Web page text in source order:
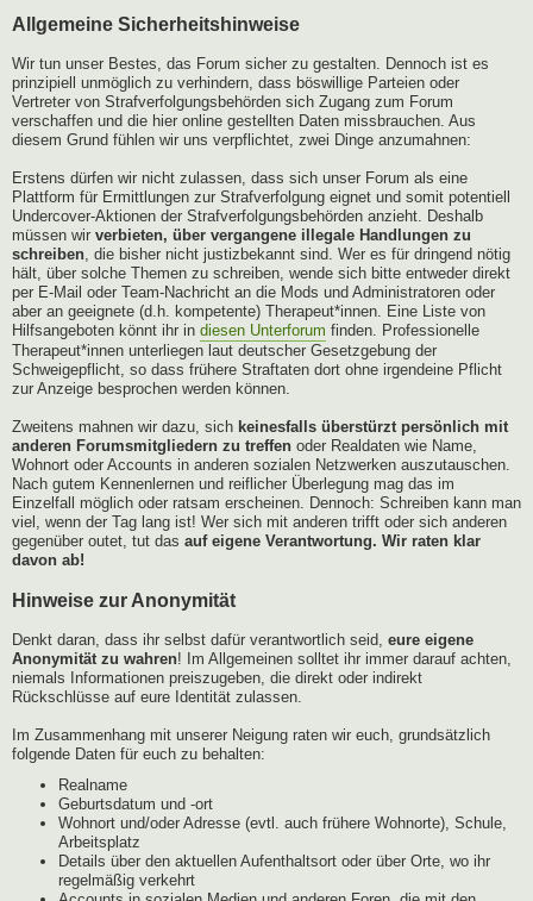
Allgemeine Sicherheitshinweise
Wir tun unser Bestes, das Forum sicher zu gestalten. Dennoch ist es
prinzipiell unmöglich zu verhindern, dass böswillige Parteien oder
Vertreter von Strafverfolgungsbehörden sich Zugang zum Forum
verschaffen und die hier online gestellten Daten missbrauchen. Aus
diesem Grund fühlen wir uns verpflichtet, zwei Dinge anzumahnen:
Erstens dürfen wir nicht zulassen, dass sich unser Forum als eine
Plattform für Ermittlungen zur Strafverfolgung eignet und somit potentiell
Undercover-Aktionen der Strafverfolgungsbehörden anzieht. Deshalb
müssen wir verbieten, über vergangene illegale Handlungen zu
schreiben, die bisher nicht justizbekannt sind. Wer es für dringend nötig
hält, über solche Themen zu schreiben, wende sich bitte entweder direkt
per E-Mail oder Team-Nachricht an die Mods und Administratoren oder
aber an geeignete (d.h. kompetente) Therapeut*innen. Eine Liste von
Hilfsangeboten könnt ihr in diesen Unterforum finden. Professionelle
Therapeut*innen unterliegen laut deutscher Gesetzgebung der
Schweigepflicht, so dass frühere Straftaten dort ohne irgendeine Pflicht
zur Anzeige besprochen werden können.
Zweitens mahnen wir dazu, sich keinesfalls überstürzt persönlich mit
anderen Forumsmitgliedern zu treffen oder Realdaten wie Name,
Wohnort oder Accounts in anderen sozialen Netzwerken auszutauschen.
Nach gutem Kennenlernen und reiflicher Überlegung mag das im
Einzelfall möglich oder ratsam erscheinen. Dennoch: Schreiben kann man
viel, wenn der Tag lang ist! Wer sich mit anderen trifft oder sich anderen
gegenüber outet, tut das auf eigene Verantwortung. Wir raten klar
davon ab!
Hinweise zur Anonymität
Denkt daran, dass ihr selbst dafür verantwortlich seid, eure eigene
Anonymität zu wahren! Im Allgemeinen solltet ihr immer darauf achten,
niemals Informationen preiszugeben, die direkt oder indirekt
Rückschlüsse auf eure Identität zulassen.
Im Zusammenhang mit unserer Neigung raten wir euch, grundsätzlich
folgende Daten für euch zu behalten:
Realname
Geburtsdatum und -ort
Wohnort und/oder Adresse (evtl. auch frühere Wohnorte), Schule,
Arbeitsplatz
Details über den aktuellen Aufenthaltsort oder über Orte, wo ihr
regelmäßig verkehrt